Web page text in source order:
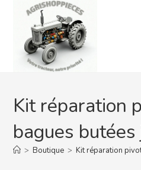
content
Kit réparation
bagues
> Boutique > Kit réparation